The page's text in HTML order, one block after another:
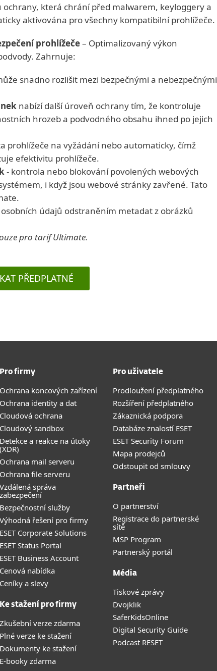
která chrání před malwarem, keyloggery a
aktivována pro všechny kompatibilní prohlížeče.
prohlížeče– Optimalizovaný výkon
Zahrnuje:
snadno rozlišit mezi bezpečnými a nebezpečnými
nabízí další úroveň ochrany tím, že kontroluje
hrozeb a podvodného obsahu ihned po jejich
prohlížeče na vyžádání nebo automaticky, čímž
efektivitu prohlížeče.
- kontrola nebo blokování povolených webových
i když jsou webové stránky zavřené. Tato
údajů odstraněním metadat z obrázků
pro tarif Ultimate.
PŘEDPLATNÉ
Pro firmy
Ochrana koncových zařízení
Ochrana identity a dat
Cloudová ochrana
Cloudový sandbox
Detekce a reakce na útoky
(XDR)
Ochrana mail serveru
Ochrana file serveru
Vzdálená správa
zabezpečení
Bezpečnostní služby
Výhodná řešení pro firmy
ESET Corporate Solutions
ESET Status Portal
ESET Business Account
Cenová nabídka
Ceníky a slevy
Ke stažení pro firmy
Zkušební verze zdarma
Plné verze ke stažení
Dokumenty ke stažení
E-booky zdarma
Pro uživatele
Prodloužení předplatného
Rozšíření předplatného
Zákaznická podpora
Databáze znalostí ESET
ESET Security Forum
Mapa prodejců
Odstoupit od smlouvy
Partneři
O partnerství
Registrace do partnerské
sítě
MSP Program
Partnerský portál
Média
Tiskové zprávy
Dvojklik
SaferKidsOnline
Digital Security Guide
Podcast RESET